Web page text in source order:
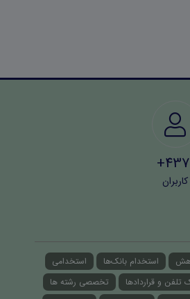
کاربران
استخدام بانک‌ها
استخدامی
تلفن و قراردادها
تخصصی رشته ها